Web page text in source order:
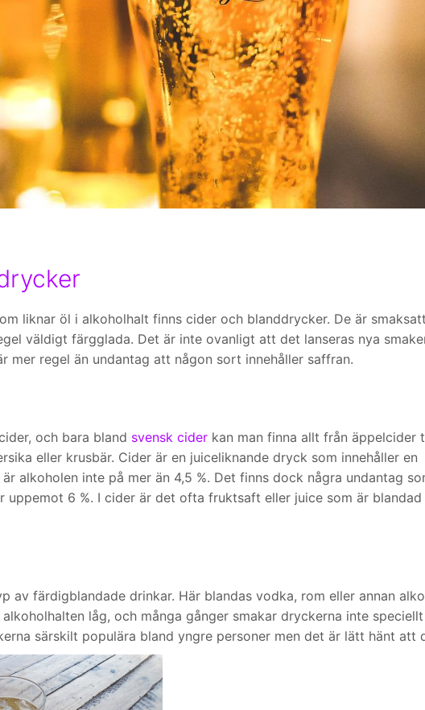
liknar öl i alkoholhalt finns cider och blanddrycker. De är
väldigt färgglada. Det är inte ovanligt att det lanseras nya
mer regel än undantag att någon sort innehåller saffran.
och bara bland svensk cider kan man finna allt från äppelcider
eller krusbär. Cider är en juiceliknande dryck som innehåller en
alkoholen inte på mer än 4,5 %. Det finns dock några undantag
uppemot 6 %. I cider är det ofta fruktsaft eller juice som är blandad
av färdigblandade drinkar. Här blandas vodka, rom eller annan
låg, och många gånger smakar dryckerna inte speciellt
särskilt populära bland yngre personer men det är lätt hänt att